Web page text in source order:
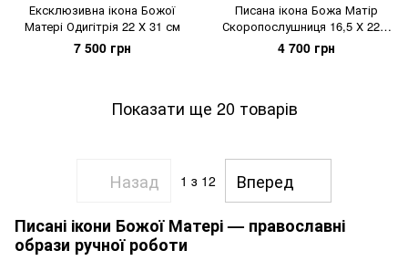
Ексклюзивна ікона Божої
Матері Одигітрія 22 Х 31 см
7 500 грн
Писана ікона Божа Матір
Скоропослушниця 16,5 Х 22,5
см
4 700 грн
Показати ще 20 товарів
Назад 1 з 12
Вперед
Писані ікони Божої Матері — православні
образи ручної роботи